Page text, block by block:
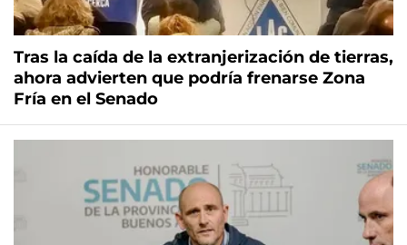
Tras la caída de la extranjerización de tierras,
ahora advierten que podría frenarse Zona
Fría en el Senado